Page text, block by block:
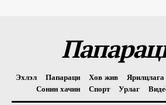
Эхлэл Папараци Хов жив Ярилцлага
Сонин хачин
Спорт Урлаг